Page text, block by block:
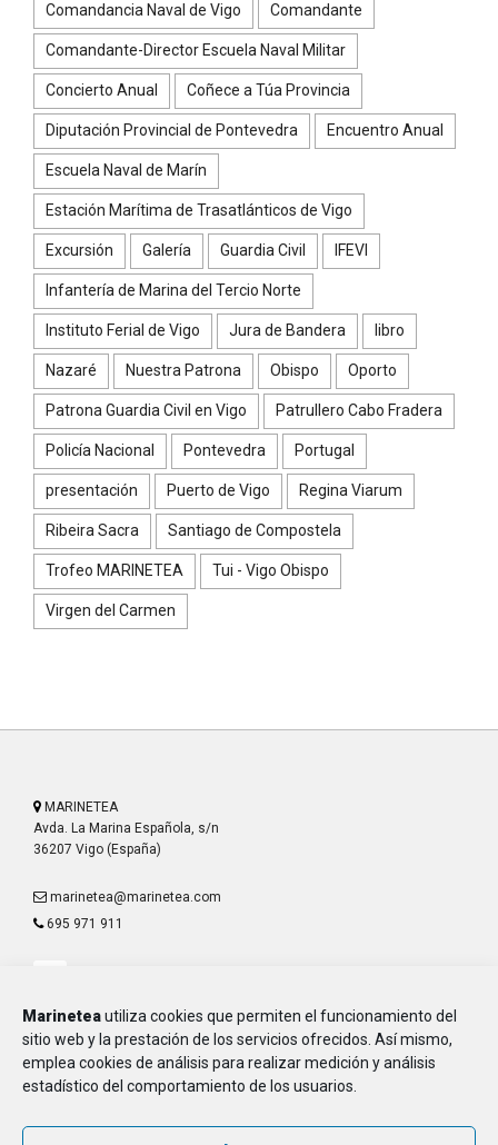
Marineteautiliza cookies que permiten el funcionamiento del
sitio web y la prestación de los servicios ofrecidos. Así mismo,
emplea cookies de análisis para realizar medición y análisis
estadístico del comportamiento de los usuarios.
Comandancia Naval de Vigo Comandante
Comandante-Director Escuela Naval Militar
Concierto Anual Coñece a Túa Provincia
Diputación Provincial de Pontevedra Encuentro Anual
Escuela Naval de Marín
Estación Marítima de Trasatlánticos de Vigo
Excursión Galería Guardia Civil IFEVI
Infantería de Marina del Tercio Norte
Instituto Ferial de Vigo Jura de Bandera libro
Nazaré Nuestra Patrona Obispo Oporto
Patrona Guardia Civil en Vigo Patrullero Cabo Fradera
Policía Nacional Pontevedra Portugal
presentación Puerto de Vigo Regina Viarum
Ribeira Sacra Santiago de Compostela
Trofeo MARINETEA Tui - Vigo Obispo
Virgen del Carmen
MARINETEA
Avda. La Marina Española, s/n
36207 Vigo (España)
marinetea@marinetea.com
695 971 911
Aviso Legal
Política de Privacidad
Política de Cookies